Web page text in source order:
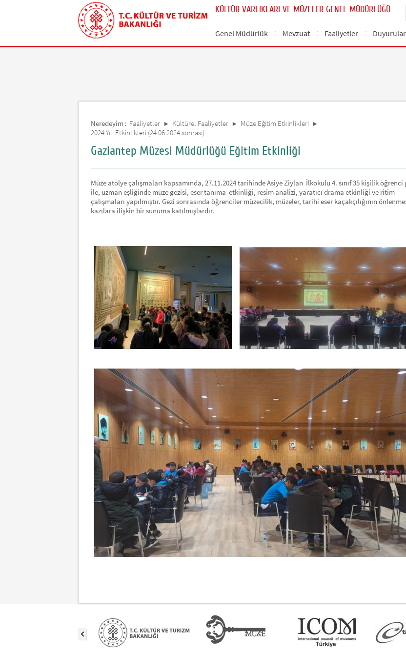
KÜLTÜR VARLIKLARI VE MÜZELER GENEL MÜDÜRLÜĞÜ
Genel Müdürlük Mevzuat Faaliyetler Duyurular
Neredeyim : Faaliyetler Kültürel Faaliyetler
Müze Eğitim Etkinlikleri
2024 Yılı Etkinlikleri (24.06.2024 sonrası)
Gaziantep Müzesi Müdürlüğü Eğitim Etkinliği
Müze atölye çalışmaları kapsamında, 27.11.2024 tarihinde Asiye Ziylan İlkokulu 4. sınıf 35 kişilik öğrenci
ile, uzman eşliğinde müze gezisi, eser tanıma etkinliği, resim analizi, yaratıcı drama etkinliği ve ritim
çalışmaları yapılmıştır. Gezi sonrasında öğrenciler müzecilik, müzeler, tarihi eser kaçakçılığının
kazılara ilişkin bir sunuma katılmışlardır.